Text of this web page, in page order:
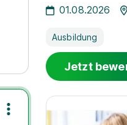
01.08.2026
Ausbildung
Jetzt